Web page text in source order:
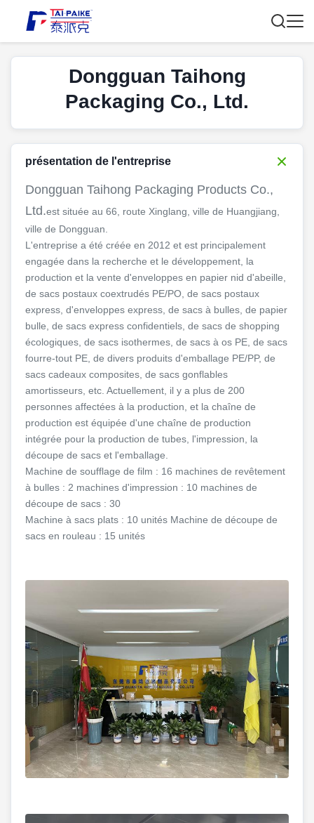
Dongguan Taihong
Packaging Co., Ltd.
présentation de l'entreprise
Dongguan Taihong Packaging Products Co.,
Ltd.est située au 66, route Xinglang, ville de Huangjiang,
ville de Dongguan.
L'entreprise a été créée en 2012 et est principalement
engagée dans la recherche et le développement, la
production et la vente d'enveloppes en papier nid d'abeille,
de sacs postaux coextrudés PE/PO, de sacs postaux
express, d'enveloppes express, de sacs à bulles, de papier
bulle, de sacs express confidentiels, de sacs de shopping
écologiques, de sacs isothermes, de sacs à os PE, de sacs
fourre-tout PE, de divers produits d'emballage PE/PP, de
sacs cadeaux composites, de sacs gonflables
amortisseurs, etc. Actuellement, il y a plus de 200
personnes affectées à la production, et la chaîne de
production est équipée d'une chaîne de production
intégrée pour la production de tubes, l'impression, la
découpe de sacs et l'emballage.
Machine de soufflage de film : 16 machines de revêtement
à bulles : 2 machines d'impression : 10 machines de
découpe de sacs : 30
Machine à sacs plats : 10 unités Machine de découpe de
sacs en rouleau : 15 unités